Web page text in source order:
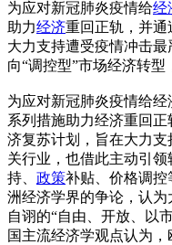
为应对新冠肺炎疫情给经
助力经济重回正轨，并通
大力支持遭受疫情冲击
向“调控型”市场经济转型
为应对新冠肺炎疫情给
系列措施助力经济重回
济复苏计划，旨在大力
关行业，也借此主动引
持、 政策补贴、价格调控
洲经济学界的争论，认为
自诩的“自由、开放、以
国主流经济学观点认为